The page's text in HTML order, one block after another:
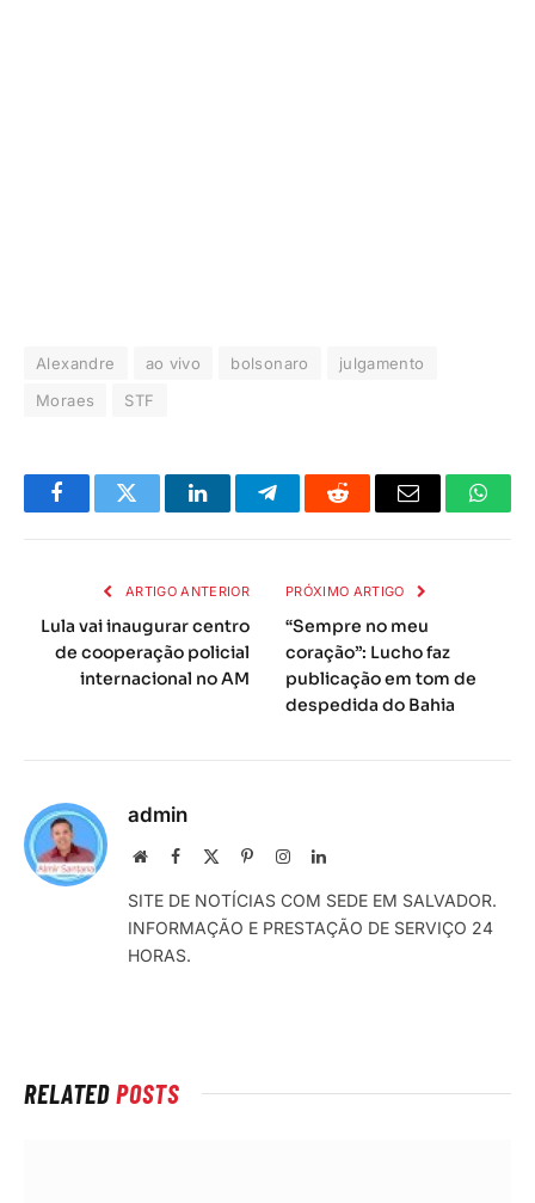
Alexandre ao vivo bolsonaro
julgamento
Moraes
STF
FacebookTwitter LinkedInTelegramaReddit
E-
ARTIGO ANTERIOR
Lula vai inaugurar centro
de cooperação policial
internacional no AM
PRÓXIMO ARTIGO
“Sempre no meu
coração”: Lucho faz
publicação em tom de
despedida do Bahia
admin
Local
rede
Internet
Facebook PinterestInstagramLinkedIn
SITE DE NOTÍCIAS COM SEDE EM SALVADOR.
INFORMAÇÃO E PRESTAÇÃO DE SERVIÇO 24
HORAS.
RELATEDPOSTS